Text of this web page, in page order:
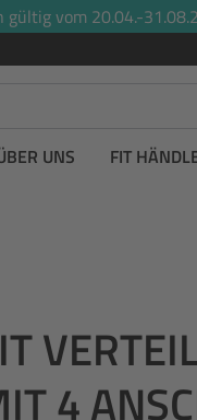
gültig vom 20.04.-
UNS FIT
4